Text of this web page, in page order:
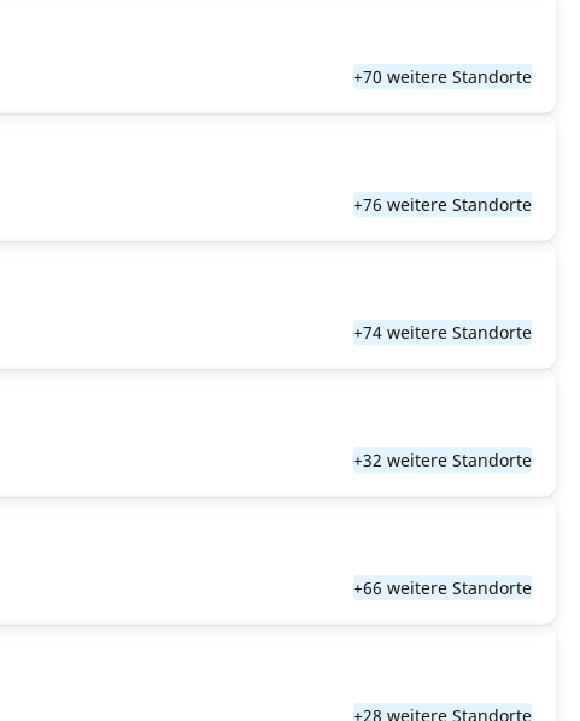
+70 weitere Standorte
+76 weitere Standorte
+74 weitere Standorte
+32 weitere Standorte
+66 weitere Standorte
+28 weitere Standorte